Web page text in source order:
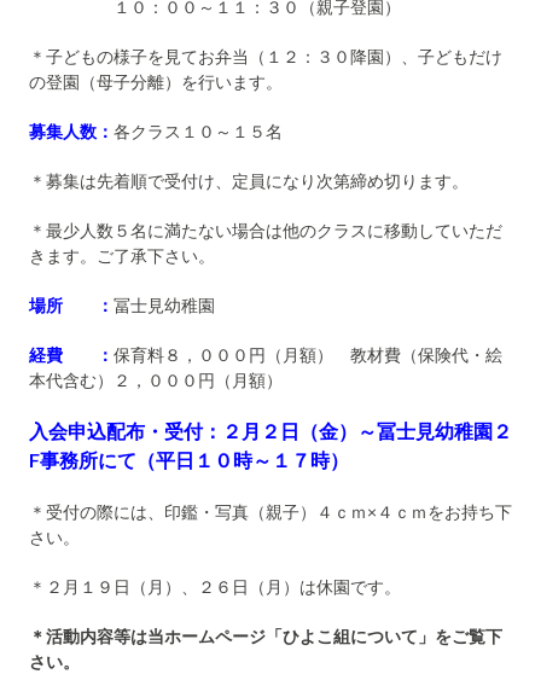
１０：００～１１：３０（親子登園）
＊子どもの様子を見てお弁当（１２：３０降園）、子どもだけ
の登園（母子分離）を行います。
募集人数： 各クラス１０～１５名
＊募集は先着順で受付け、定員になり次第締め切ります。
＊最少人数５名に満たない場合は他のクラスに移動していただ
きます。ご了承下さい。
場所 ： 冨士見幼稚園
経費 ： 保育料８，０００円（月額） 教材費（保険代・絵
本代含む）２，０００円（月額）
入会申込配布・受付：２月２日（金）～冨士見幼稚園２
F事務所にて（平日１０時～１７時）
＊受付の際には、印鑑・写真（親子）４ｃｍ×４ｃｍをお持ち下
さい。
＊２月１９日（月）、２６日（月）は休園です。
＊活動内容等は当ホームページ「ひよこ組について」をご覧下
さい。